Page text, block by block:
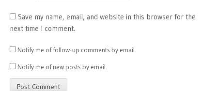
Save my name, email, and website in this browser for the
next time I comment.
Notify me of follow-up comments by email.
Notify me of new posts by email.